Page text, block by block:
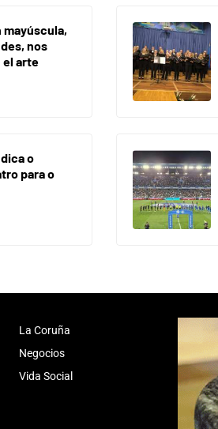
mayúscula,
nos
el arte
o
para o
La Coruña
Negocios
Vida Social